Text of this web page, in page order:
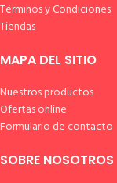
Términos y Condiciones
Tiendas
MAPA DEL SITIO
Nuestros productos
Ofertas online
Formulario de contacto
SOBRE NOSOTROS